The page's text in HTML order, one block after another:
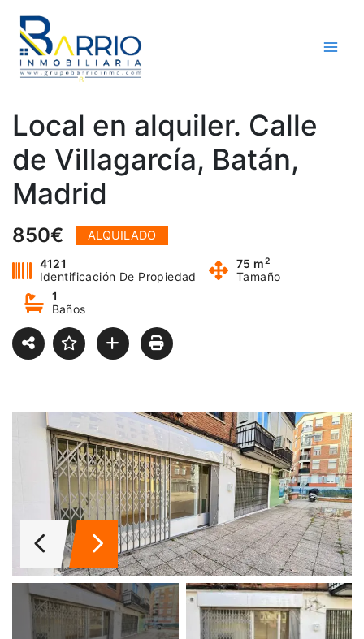
contenido
Local en alquiler. Calle
de Villagarcía, Batán,
Madrid
850€ ALQUILADO
4121
Identificación De Propiedad
75 m2
Tamaño
1
Baños